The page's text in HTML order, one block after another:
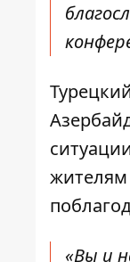
жителям
«Вы и